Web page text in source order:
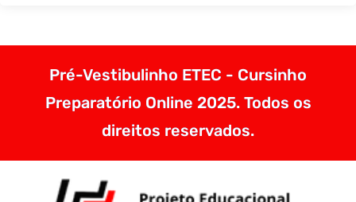
Pré-Vestibulinho ETEC - Cursinho
Preparatório Online 2025. Todos os
direitos reservados.